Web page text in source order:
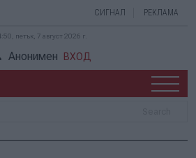
СИГНАЛ РЕКЛАМА
петък, 7 август 2026 г.
Анонимен ВХОД